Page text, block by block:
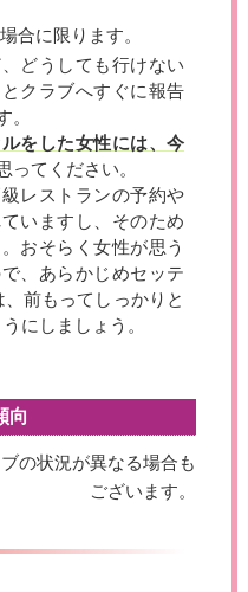
合に限ります。
どうしても行けない
クラブへすぐに報告
。
をした女性には、今
ってください。
レストランの予約や
いますし、そのため
おそらく女性が思う
、あらかじめセッテ
前もってしっかりと
にしましょう。
向
の状況が異なる場合も
ございます。